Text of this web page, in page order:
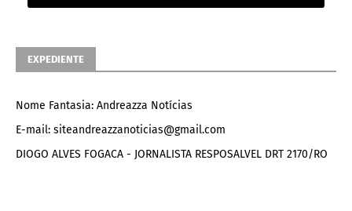
EXPEDIENTE
Nome Fantasia: Andreazza Notícias
E-mail: siteandreazzanoticias@gmail.com
DIOGO ALVES FOGACA - JORNALISTA RESPOSALVEL DRT 2170/RO